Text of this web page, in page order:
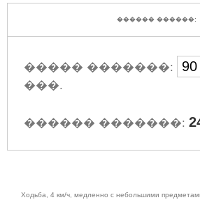
������ ������:
����� �������:
���.
������ �������:
Ходьба, 4 км/ч, медленно с небольшими